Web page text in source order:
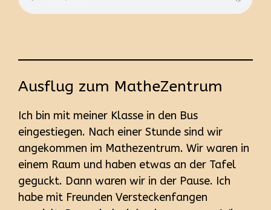
Ausflug zum MatheZentrum
Ich bin mit meiner Klasse in den Bus
eingestiegen. Nach einer Stunde sind wir
angekommen im Mathezentrum. Wir waren in
einem Raum und haben etwas an der Tafel
geguckt. Dann waren wir in der Pause. Ich
habe mit Freunden Versteckenfangen